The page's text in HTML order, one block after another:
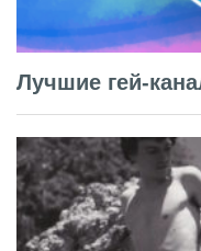
Лучшие гей-